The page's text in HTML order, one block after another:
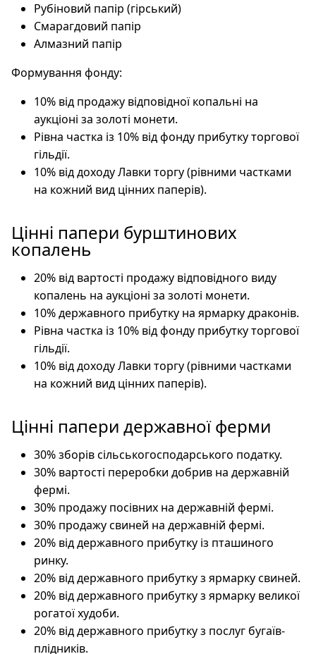
Рубіновий папір (гірський)
Смарагдовий папір
Алмазний папір
Формування фонду:
10% від продажу відповідної копальні на
аукціоні за золоті монети.
Рівна частка із 10% від фонду прибутку торгової
гільдії.
10% від доходу Лавки торгу (рівними частками
на кожний вид цінних паперів).
Цінні папери бурштинових
копалень
20% від вартості продажу відповідного виду
копалень на аукціоні за золоті монети.
10% державного прибутку на ярмарку драконів.
Рівна частка із 10% від фонду прибутку торгової
гільдії.
10% від доходу Лавки торгу (рівними частками
на кожний вид цінних паперів).
Цінні папери державної ферми
30% зборів сільськогосподарського податку.
30% вартості переробки добрив на державній
фермі.
30% продажу посівних на державній фермі.
30% продажу свиней на державній фермі.
20% від державного прибутку із пташиного
ринку.
20% від державного прибутку з ярмарку свиней.
20% від державного прибутку з ярмарку великої
рогатої худоби.
20% від державного прибутку з послуг бугаїв-
плідників.